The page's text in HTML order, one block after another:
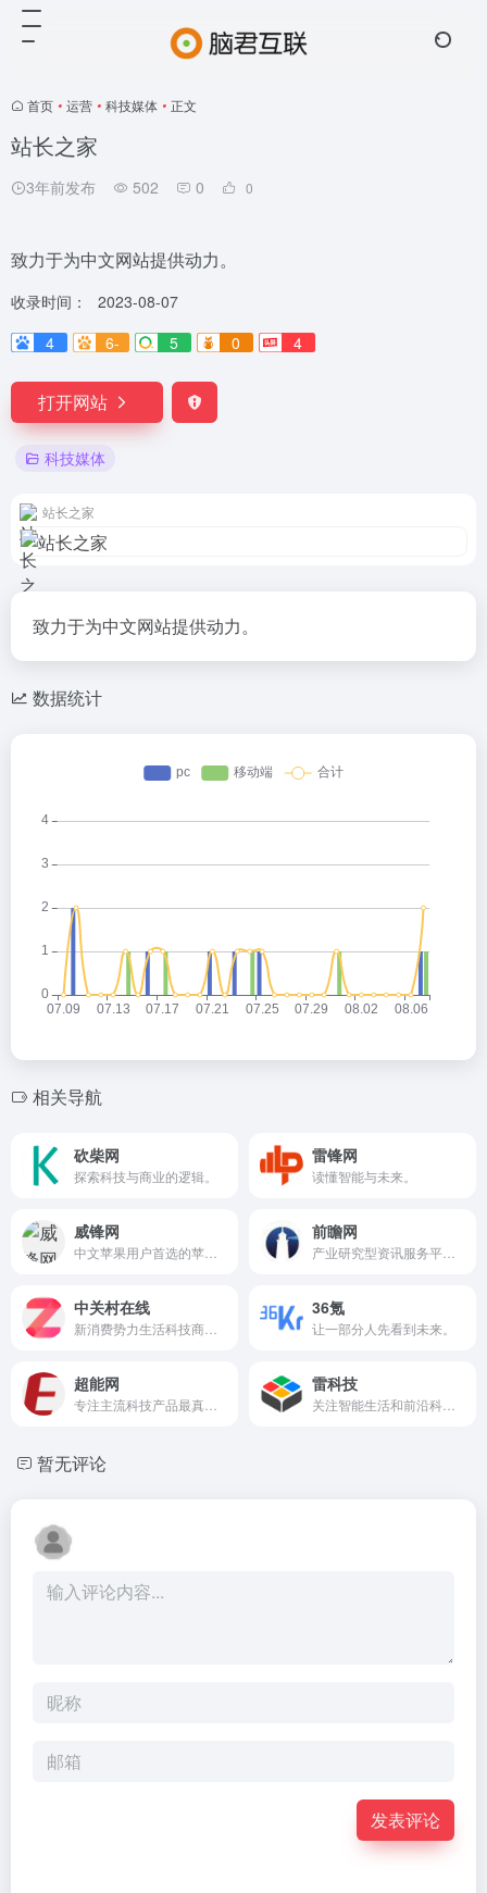
首页 • 运营 • 科技媒体 • 正文
站长之家
3年前发布 502 0 0
致力于为中文网站提供动力。
收录时间：
2023-08-07
4
6- 5 0 4
打开网站
科技媒体
站长之家
致力于为中文网站提供动力。
数据统计
相关导航
砍柴网
探索科技与商业的逻辑。
雷锋网
读懂智能与未来。
威锋网 前瞻网
中关村在线 36氪
让一部分人先看到未来。
超能网 雷科技
暂无评论
发表评论